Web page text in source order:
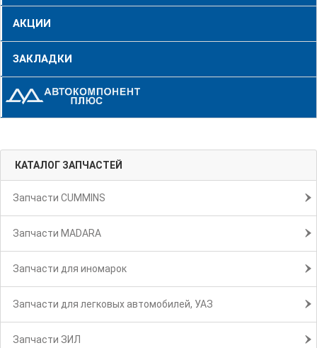
АКЦИИ
ЗАКЛАДКИ
КАТАЛОГ ЗАПЧАСТЕЙ
Запчасти CUMMINS
Запчасти MADARA
Запчасти для иномарок
Запчасти для легковых автомобилей, УАЗ
Запчасти ЗИЛ